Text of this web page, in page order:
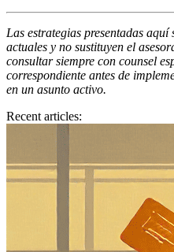
Las estrategias presentadas
actuales y no sustituyen el
consultar siempre con counsel
correspondiente antes de
en un asunto activo.
Recent articles: